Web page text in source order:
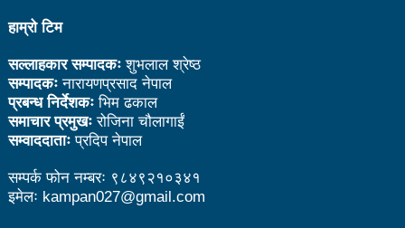
in Indian Ocean Rim countries was successfully
रसुवा उडेको हेलिकप्टर दुर्घटनाः ५ जनाको मृत्यु
दारी ग्याङ फुटसल प्रतियोगिताको टिम दर्ता फारम खुल्यो
चेपिण्डे खोलाले बगाएर ६ वर्षीय बालकको मृत्यु
नेपालको आर्थिक सामाजिक विकास नै चीनको उत्कट चाहना
हाम्रो टिम
सल्लाहकार सम्पादकःशुभलाल श्रेष्ठ
सम्पादकःनारायणप्रसाद नेपाल
प्रबन्ध निर्देशकःभिम ढकाल
समाचार प्रमुखःरोजिना चौलागाईं
सम्वाददाताःप्रदिप नेपाल
सम्पर्क फोन नम्बरः ९८४९२१०३४१
इमेलः kampan027@gmail.com